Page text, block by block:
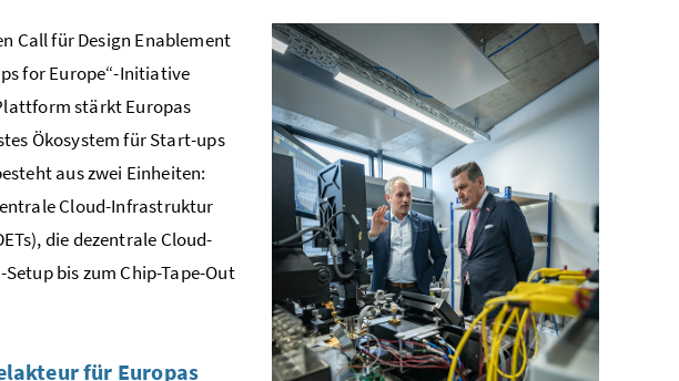
CallfürDesign Enablement
for Europe“-Initiative
stärkt Europas
Ökosystem fürStart-ups
aus zwei Einheiten:
Cloud-Infrastruktur
die dezentrale Cloud-
Setupbis zum Chip-Tape-Out
für Europas